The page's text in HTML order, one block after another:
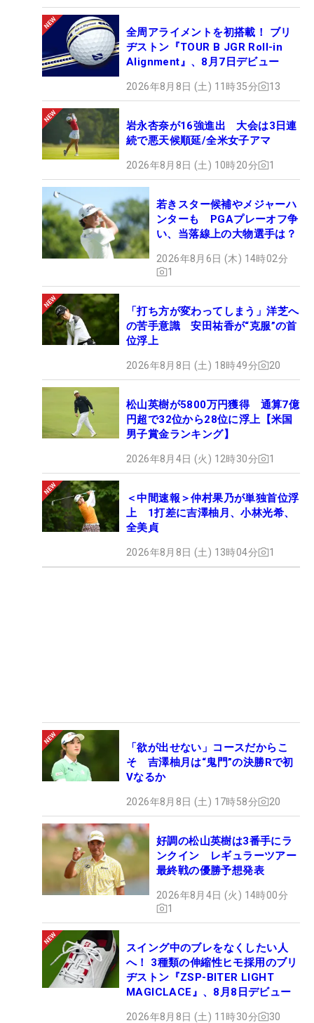
全周アライメントを初搭載！ ブリ
ヂストン『TOUR B JGR Roll-in
Alignment』、8月7日デビュー
2026年8月8日 (土) 11時35分 13
岩永杏奈が16強進出 大会は3日連
続で悪天候順延/全米女子アマ
2026年8月8日 (土) 10時20分 1
若きスター候補やメジャーハ
ンターも PGAプレーオフ争
い、当落線上の大物選手は？
2026年8月6日 (木) 14時02分
1
「打ち方が変わってしまう」洋芝へ
の苦手意識 安田祐香が“克服”の首
位浮上
2026年8月8日 (土) 18時49分 20
松山英樹が5800万円獲得 通算7億
円超で32位から28位に浮上【米国
男子賞金ランキング】
2026年8月4日 (火) 12時30分 1
＜中間速報＞仲村果乃が単独首位浮
上 1打差に吉澤柚月、小林光希、
全美貞
2026年8月8日 (土) 13時04分 1
「欲が出せない」コースだからこ
そ 吉澤柚月は“鬼門”の決勝Rで初
Vなるか
2026年8月8日 (土) 17時58分 20
好調の松山英樹は3番手にラ
ンクイン レギュラーツアー
最終戦の優勝予想発表
2026年8月4日 (火) 14時00分
1
スイング中のブレをなくしたい人
へ！ 3種類の伸縮性ヒモ採用のブリ
ヂストン『ZSP-BITER LIGHT
MAGICLACE』、8月8日デビュー
2026年8月8日 (土) 11時30分 30